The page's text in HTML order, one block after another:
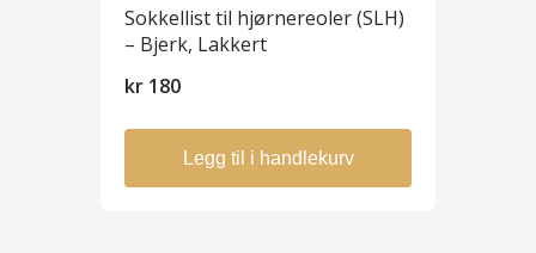
Sokkellist til hjørnereoler (SLH)
– Bjerk, Lakkert
kr 180
Legg til i handlekurv